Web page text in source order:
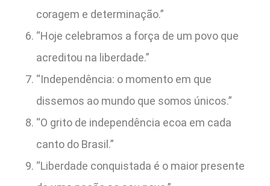
coragem e determinação.”
“Hoje celebramos a força de um povo que
acreditou na liberdade.”
“Independência: o momento em que
dissemos ao mundo que somos únicos.”
“O grito de independência ecoa em cada
canto do Brasil.”
“Liberdade conquistada é o maior presente